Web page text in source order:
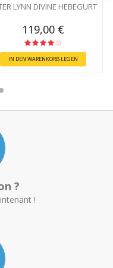
LYNN DIVINE HEBEGURT
119,00 €
IN DEN WARENKORB LEGEN
?
!